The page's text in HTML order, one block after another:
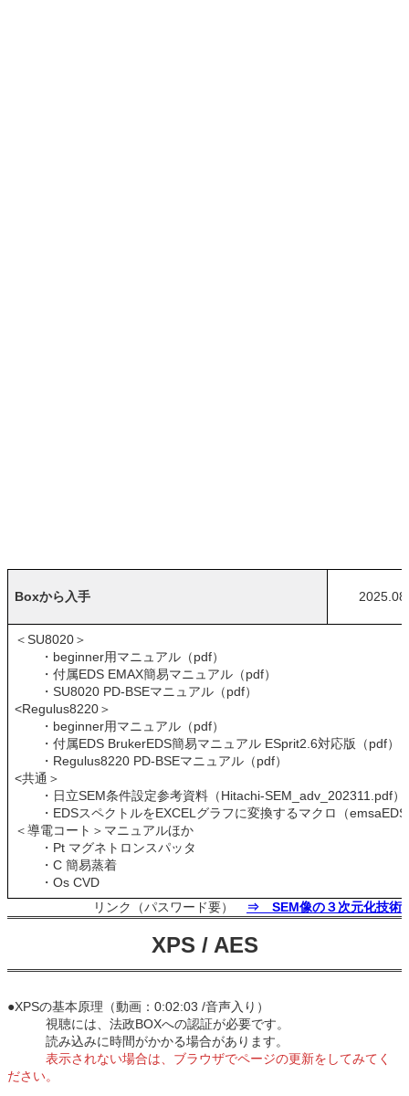
Boxから入手 2025.08
＜SU8020＞
・beginner用マニュアル（pdf）
・付属EDS EMAX簡易マニュアル（pdf）
・SU8020 PD-BSEマニュアル（pdf）
<Regulus8220＞
・beginner用マニュアル（pdf）
・付属EDS BrukerEDS簡易マニュアル ESprit2.6対応版（pdf）
・Regulus8220 PD-BSEマニュアル（pdf）
<共通＞
・日立SEM条件設定参考資料（Hitachi-SEM_adv_202311.pdf）
・EDSスペクトルをEXCELグラフに変換するマクロ（
＜導電コート＞マニュアルほか
・Pt マグネトロンスパッタ
・C 簡易蒸着
・Os CVD
リンク（パスワード要）
⇒ SEM像の３次元化技術
XPS / AES
●XPSの基本原理（動画：0:02:03 /音声入り）
視聴には、法政BOXへの認証が必要です。
読み込みに時間がかかる場合があります。
表示されない場合は、ブラウザでページの更新をしてみてく
ださい。